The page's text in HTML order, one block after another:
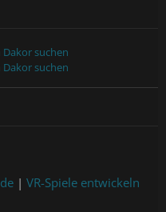
suchen
suchen
| VR-Spiele entwickeln